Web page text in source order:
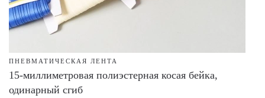
ПНЕВМАТИЧЕСКАЯ ЛЕНТА
15-миллиметровая полиэстерная косая бейка,
одинарный сгиб